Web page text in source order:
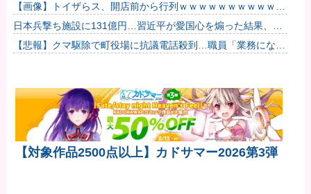
【画像】トイザらス、開店前から行列ｗｗｗｗｗｗｗｗｗｗｗ
ｗｗｗｗｗ他
日本兵撃ち施設に131億円…習近平が愛国心を煽った結果、
「抗日テーマパーク｣が中国各地に広がる！
【悲報】クマ駆除で町役場に抗議電話殺到…職員「業務になり
【対象作品2500点以上】カドサマー2026第3弾